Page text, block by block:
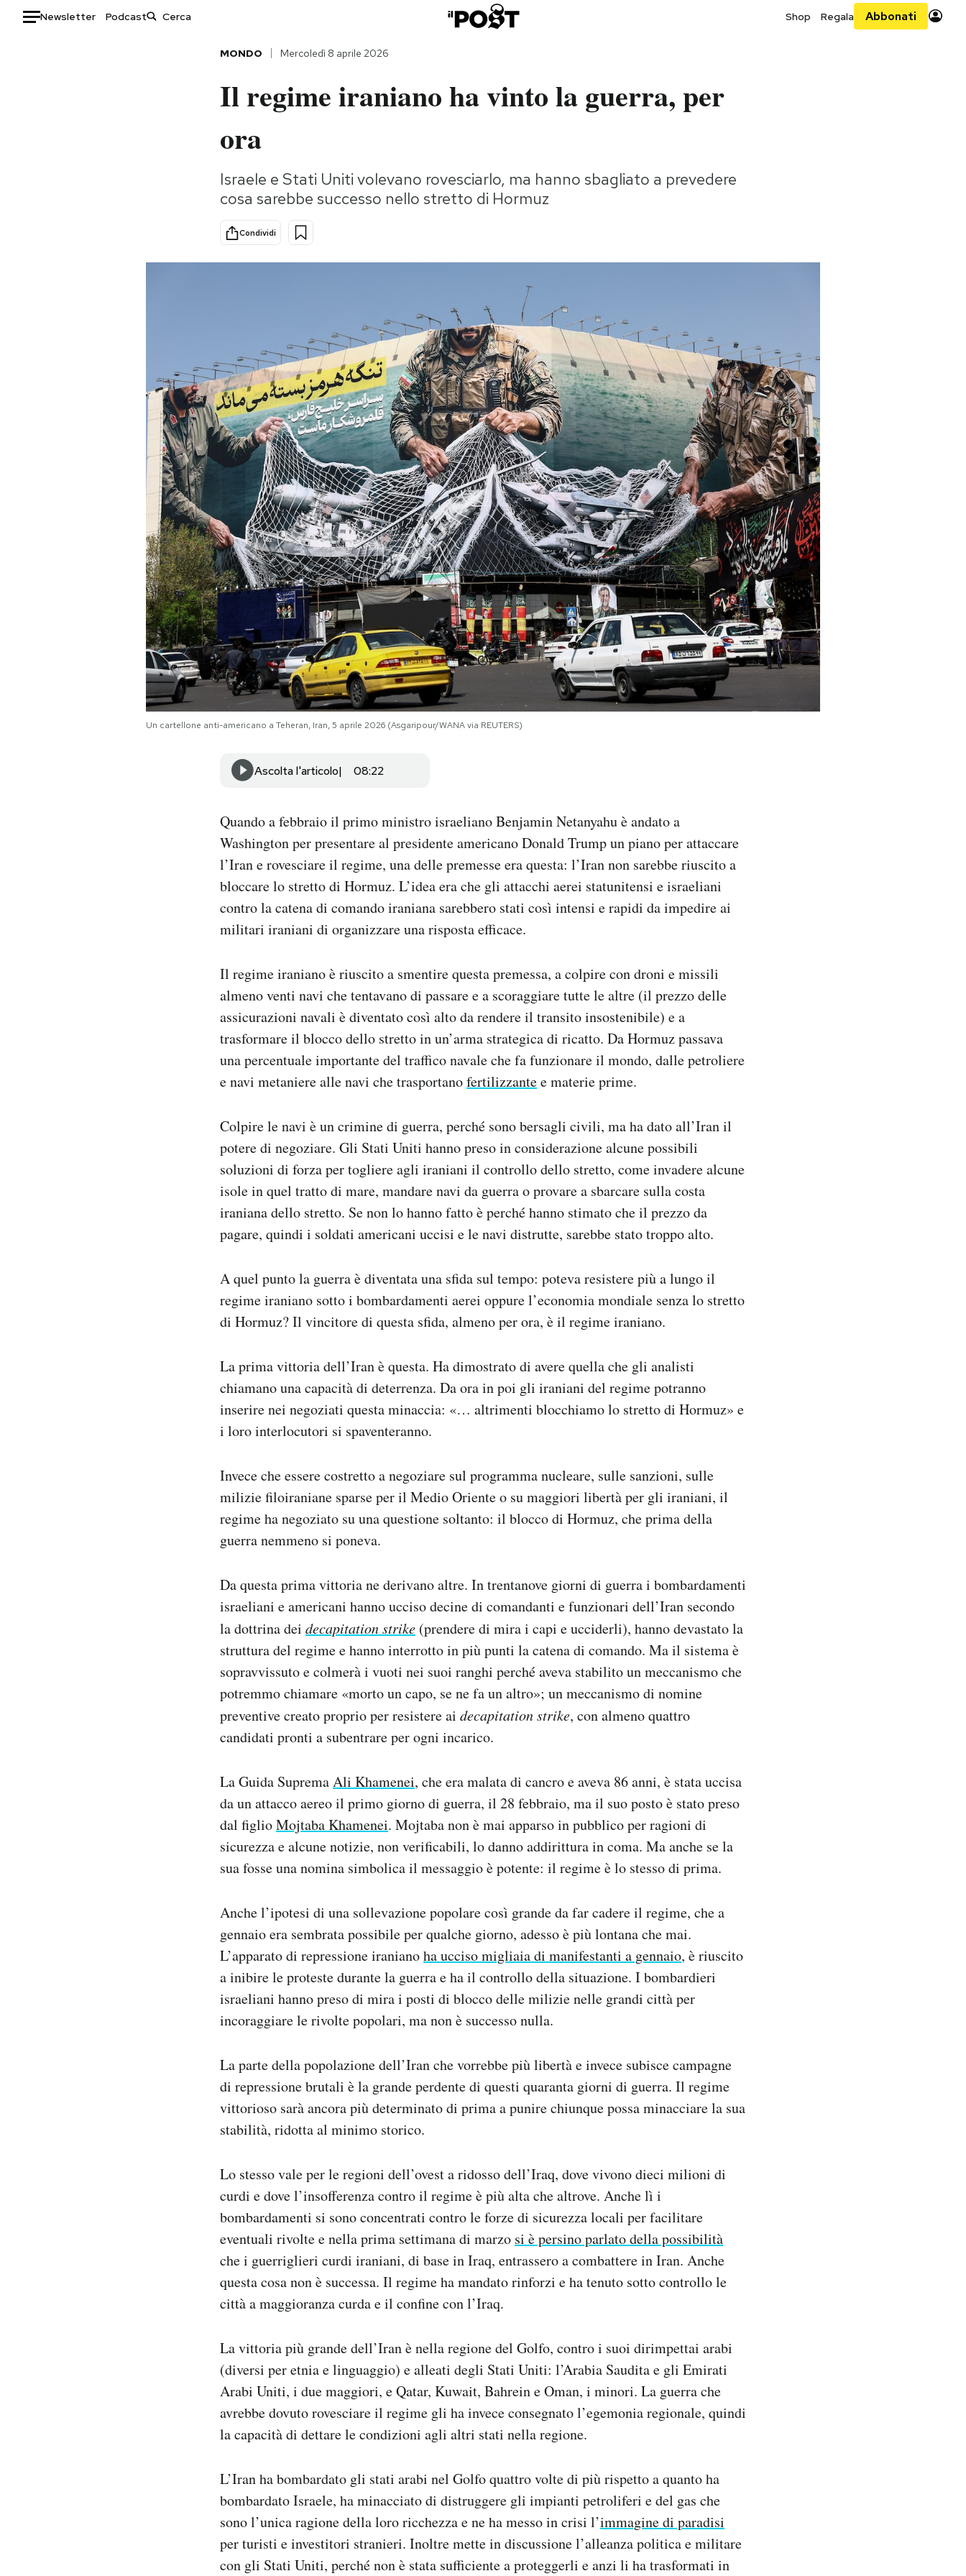
Newsletter Podcast Shop Regala Abbonati
Storie/Idee
Ok Boomer!
Altrecose
AREA PERSONALE
Hai bisogno di aiuto?
MONDO Mercoledì 8 aprile 2026
Il regime iraniano ha vinto la guerra, per
ora
Israele e Stati Uniti volevano rovesciarlo, ma hanno sbagliato a prevedere
cosa sarebbe successo nello stretto di Hormuz
Condividi
Un cartellone anti-americano a Teheran, Iran, 5 aprile 2026 (Asgaripour/WANA via REUTERS)
Ascolta l'articolo 08:22
Quando a febbraio il primo ministro israeliano Benjamin Netanyahu è andato a
Washington per presentare al presidente americano Donald Trump un piano per attaccare
l’Iran e rovesciare il regime, una delle premesse era questa: l’Iran non sarebbe riuscito a
bloccare lo stretto di Hormuz. L’idea era che gli attacchi aerei statunitensi e israeliani
contro la catena di comando iraniana sarebbero stati così intensi e rapidi da impedire ai
militari iraniani di organizzare una risposta efficace.
Il regime iraniano è riuscito a smentire questa premessa, a colpire con droni e missili
almeno venti navi che tentavano di passare e a scoraggiare tutte le altre (il prezzo delle
assicurazioni navali è diventato così alto da rendere il transito insostenibile) e a
trasformare il blocco dello stretto in un’arma strategica di ricatto. Da Hormuz passava
una percentuale importante del traffico navale che fa funzionare il mondo, dalle petroliere
e navi metaniere alle navi che trasportanofertilizzantee materie prime.
Colpire le navi è un crimine di guerra, perché sono bersagli civili, ma ha dato all’Iran il
potere di negoziare. Gli Stati Uniti hanno preso in considerazione alcune possibili
soluzioni di forza per togliere agli iraniani il controllo dello stretto, come invadere alcune
isole in quel tratto di mare, mandare navi da guerra o provare a sbarcare sulla costa
iraniana dello stretto. Se non lo hanno fatto è perché hanno stimato che il prezzo da
pagare, quindi i soldati americani uccisi e le navi distrutte, sarebbe stato troppo alto.
A quel punto la guerra è diventata una sfida sul tempo: poteva resistere più a lungo il
regime iraniano sotto i bombardamenti aerei oppure l’economia mondiale senza lo stretto
di Hormuz? Il vincitore di questa sfida, almeno per ora, è il regime iraniano.
La prima vittoria dell’Iran è questa. Ha dimostrato di avere quella che gli analisti
chiamano una capacità di deterrenza. Da ora in poi gli iraniani del regime potranno
inserire nei negoziati questa minaccia: «… altrimenti blocchiamo lo stretto di Hormuz» e
i loro interlocutori si spaventeranno.
Invece che essere costretto a negoziare sul programma nucleare, sulle sanzioni, sulle
milizie filoiraniane sparse per il Medio Oriente o su maggiori libertà per gli iraniani, il
regime ha negoziato su una questione soltanto: il blocco di Hormuz, che prima della
guerra nemmeno si poneva.
Da questa prima vittoria ne derivano altre. In trentanove giorni di guerra i bombardamenti
israeliani e americani hanno ucciso decine di comandanti e funzionari dell’Iran secondo
la dottrina dei decapitation strike (prendere di mira i capi e ucciderli), hanno devastato la
struttura del regime e hanno interrotto in più punti la catena di comando. Ma il sistema è
sopravvissuto e colmerà i vuoti nei suoi ranghi perché aveva stabilito un meccanismo che
potremmo chiamare «morto un capo, se ne fa un altro»; un meccanismo di nomine
preventive creato proprio per resistere ai decapitation strike, con almeno quattro
candidati pronti a subentrare per ogni incarico.
La Guida SupremaAli Khamenei, che era malata di cancro e aveva 86 anni, è stata uccisa
da un attacco aereo il primo giorno di guerra, il 28 febbraio, ma il suo posto è stato preso
dal figlioMojtaba Khamenei. Mojtaba non è mai apparso in pubblico per ragioni di
sicurezza e alcune notizie, non verificabili, lo danno addirittura in coma. Ma anche se la
sua fosse una nomina simbolica il messaggio è potente: il regime è lo stesso di prima.
Anche l’ipotesi di una sollevazione popolare così grande da far cadere il regime, che a
gennaio era sembrata possibile per qualche giorno, adesso è più lontana che mai.
L’apparato di repressione iranianoha ucciso migliaia di manifestanti a gennaio, è riuscito
a inibire le proteste durante la guerra e ha il controllo della situazione. I bombardieri
israeliani hanno preso di mira i posti di blocco delle milizie nelle grandi città per
incoraggiare le rivolte popolari, ma non è successo nulla.
La parte della popolazione dell’Iran che vorrebbe più libertà e invece subisce campagne
di repressione brutali è la grande perdente di questi quaranta giorni di guerra. Il regime
vittorioso sarà ancora più determinato di prima a punire chiunque possa minacciare la sua
stabilità, ridotta al minimo storico.
Lo stesso vale per le regioni dell’ovest a ridosso dell’Iraq, dove vivono dieci milioni di
curdi e dove l’insofferenza contro il regime è più alta che altrove. Anche lì i
bombardamenti si sono concentrati contro le forze di sicurezza locali per facilitare
eventuali rivolte e nella prima settimana di marzo si è persino parlato della possibilità
che i guerriglieri curdi iraniani, di base in Iraq, entrassero a combattere in Iran. Anche
questa cosa non è successa. Il regime ha mandato rinforzi e ha tenuto sotto controllo le
città a maggioranza curda e il confine con l’Iraq.
La vittoria più grande dell’Iran è nella regione del Golfo, contro i suoi dirimpettai arabi
(diversi per etnia e linguaggio) e alleati degli Stati Uniti: l’Arabia Saudita e gli Emirati
Arabi Uniti, i due maggiori, e Qatar, Kuwait, Bahrein e Oman, i minori. La guerra che
avrebbe dovuto rovesciare il regime gli ha invece consegnato l’egemonia regionale, quindi
la capacità di dettare le condizioni agli altri stati nella regione.
L’Iran ha bombardato gli stati arabi nel Golfo quattro volte di più rispetto a quanto ha
bombardato Israele, ha minacciato di distruggere gli impianti petroliferi e del gas che
sono l’unica ragione della loro ricchezza e ne ha messo in crisi l’immagine di paradisi
per turisti e investitori stranieri. Inoltre mette in discussione l’alleanza politica e militare
con gli Stati Uniti, perché non è stata sufficiente a proteggerli e anzi li ha trasformati in